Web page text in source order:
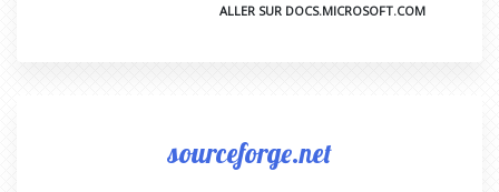
ALLER SUR DOCS.MICROSOFT.COM
sourceforge.net